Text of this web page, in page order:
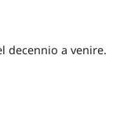
decennio a venire.